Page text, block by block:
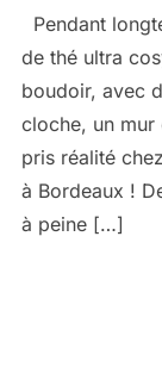
Pendant
de thé ultra
boudoir, avec
cloche, un
pris réalité
à Bordeaux !
à peine […]